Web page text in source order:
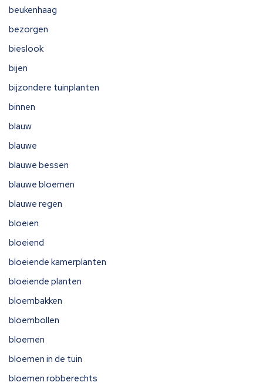
beukenhaag
bezorgen
bieslook
bijen
bijzondere tuinplanten
binnen
blauw
blauwe
blauwe bessen
blauwe bloemen
blauwe regen
bloeien
bloeiend
bloeiende kamerplanten
bloeiende planten
bloembakken
bloembollen
bloemen
bloemen in de tuin
bloemen robberechts